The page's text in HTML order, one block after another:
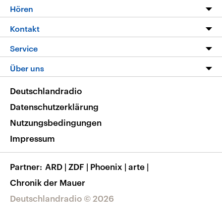
Programm
Die Nachrichten
Nachrichtenleicht
Neue Beiträge auf dlf.de
Hören
Livestream
Podcasts
Deutschlandfunk App
Nachrichten App
Frequenzen
Kontakt
Hörerservice
Service
FAQ
Veranstaltungen
Musikliste
RSS
Über uns
Barrierefreiheit
Deutschlandradio © 2026
Deutschlandradio
Datenschutzerklärung
Nutzungsbedingungen
Impressum
Partner ARD | ZDF | Phoenix | arte |
Chronik der Mauer